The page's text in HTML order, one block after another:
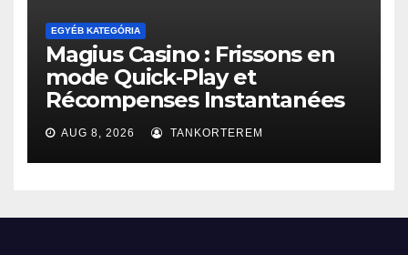
EGYÉB KATEGÓRIA
Magius Casino : Frissons en
mode Quick‑Play et
Récompenses Instantanées
AUG 8, 2026 TANKORTEREM